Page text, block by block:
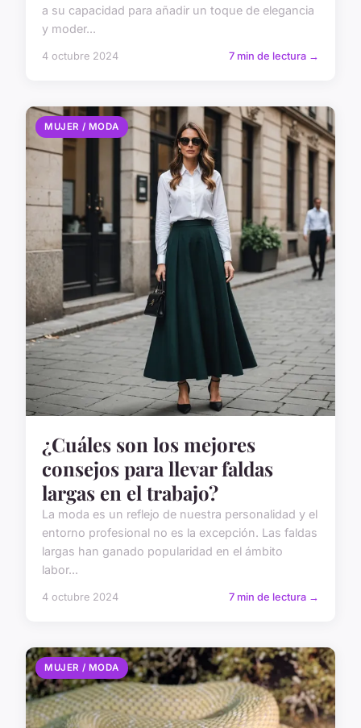
a su capacidad para añadir un toque de elegancia
y moder...
4 octubre 2024 7 min de lectura →
MUJER / MODA
¿Cuáles son los mejores
consejos para llevar faldas
largas en el trabajo?
La moda es un reflejo de nuestra personalidad y el
entorno profesional no es la excepción. Las faldas
largas han ganado popularidad en el ámbito
labor...
4 octubre 2024 7 min de lectura →
MUJER / MODA